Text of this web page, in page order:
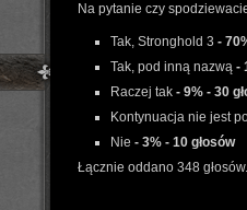
Na pytanie czy
Tak, Stronghold 3 -
Tak, pod inną nazwą -
Raczej tak - 9% - 30
Kontynuacja nie jest
Nie - 3% - 10 głosów
Łącznie oddano 348 głosów.